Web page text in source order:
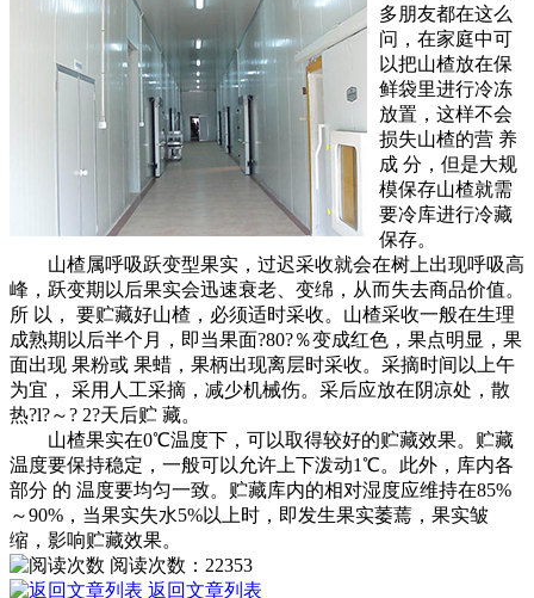
多朋友都在这么
问，在家庭中可
以把山楂放在保
鲜袋里进行冷冻
放置，这样不会
损失山楂的营 养
成 分，但是大规
模保存山楂就需
要冷库进行冷藏
保存。
山楂属呼吸跃变型果实，过迟采收就会在树上出现呼吸高
峰，跃变期以后果实会迅速衰老、变绵，从而失去商品价值。
所 以， 要贮藏好山楂，必须适时采收。山楂采收一般在生理
成熟期以后半个月，即当果面?80?％变成红色，果点明显，果
面出现 果粉或 果蜡，果柄出现离层时采收。采摘时间以上午
为宜， 采用人工采摘，减少机械伤。采后应放在阴凉处，散
热?l?～? 2?天后贮 藏。
山楂果实在0℃温度下，可以取得较好的贮藏效果。贮藏
温度要保持稳定，一般可以允许上下泼动1℃。此外，库内各
部分 的 温度要均匀一致。贮藏库内的相对湿度应维持在85%
～90%，当果实失水5%以上时，即发生果实萎蔫，果实皱
缩，影响贮藏效果。
阅读次数： 22353
返回文章列表